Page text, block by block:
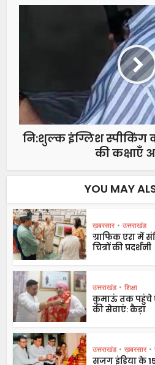
नि:शुल्क इंग्लिश स्पीकिंग
की कक्षाएँ
YOU MAY
ख़बरसार • उत्तराखंड
ग्राफिक एरा में
चित्रों की प्रदर्शनी
उत्तराखंड • शिक्षा
कुमाऊं तक
की सेवाएं: कैड़ा
उत्तराखंड • ख़बरसार •
सजग इंडिया के